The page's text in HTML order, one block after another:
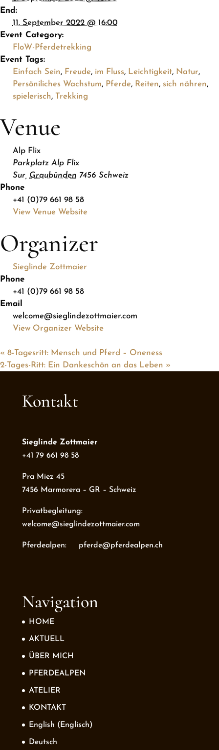
End:
11. September 2022 @ 16:00
Event Category:
FloW-Pferdetrekking
Event Tags:
Einfach Sein, Freude, im Fluss, Leichtigkeit, Natur,
Persöniliches Wachstum, Pferde, Reiten, sich nähren,
spielerisch, Trekking
Venue
Alp Flix
Parkplatz Alp Flix
Sur, Graubünden 7456 Schweiz
Phone
+41 (0)79 661 98 58
View Venue Website
Organizer
Sieglinde Zottmaier
Phone
+41 (0)79 661 98 58
Email
welcome@sieglindezottmaier.com
View Organizer Website
« 8-Tagesritt: Mensch und Pferd – Oneness
2-Tages-Ritt: Ein Dankeschön an das Leben »
Kontakt
Sieglinde Zottmaier
+41 79 661 98 58
Pra Miez 45
7456 Marmorera – GR – Schweiz
Privatbegleitung:
welcome@sieglindezottmaier.com
Pferdealpen: pferde@pferdealpen.ch
Navigation
HOME
AKTUELL
ÜBER MICH
PFERDEALPEN
ATELIER
KONTAKT
English ( Englisch)
Deutsch